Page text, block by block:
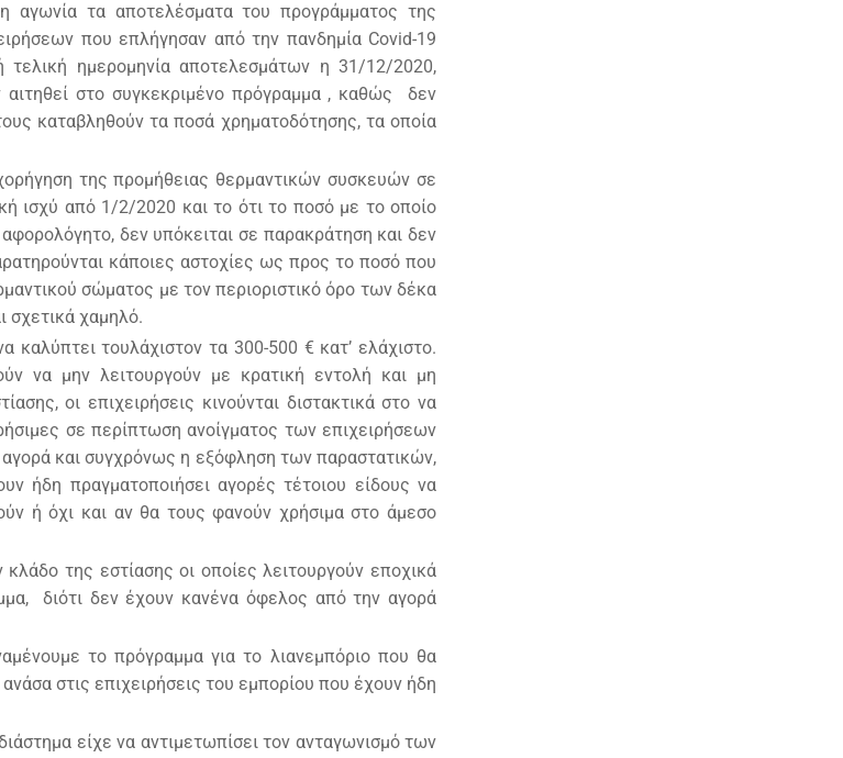
αγωνία τα αποτελέσματα του προγράμματος της
που επλήγησαν από την πανδημία Covid-19
τελική ημερομηνία αποτελεσμάτων η 31/12/2020,
αιτηθεί στο συγκεκριμένο πρόγραμμα , καθώς δεν
καταβληθούν τα ποσά χρηματοδότησης, τα οποία
της προμήθειας θερμαντικών συσκευών σε
ισχύ από 1/2/2020 και το ότι το ποσό με το οποίο
δεν υπόκειται σε παρακράτηση και δεν
κάποιες αστοχίες ως προς το ποσό που
σώματος με τον περιοριστικό όρο των δέκα
σχετικά χαμηλό.
τουλάχιστον τα 300-500 € κατ’ ελάχιστο.
να μην λειτουργούν με κρατική εντολή και μη
οι επιχειρήσεις κινούνται διστακτικά στο να
σε περίπτωση ανοίγματος των επιχειρήσεων
και συγχρόνως η εξόφληση των παραστατικών,
ήδη πραγματοποιήσει αγορές τέτοιου είδους να
ή όχι και αν θα τους φανούν χρήσιμα στο άμεσο
της εστίασης οι οποίες λειτουργούν εποχικά
διότι δεν έχουν κανένα όφελος από την αγορά
το πρόγραμμα για το λιανεμπόριο που θα
στις επιχειρήσεις του εμπορίου που έχουν ήδη
είχε να αντιμετωπίσει τον ανταγωνισμό των